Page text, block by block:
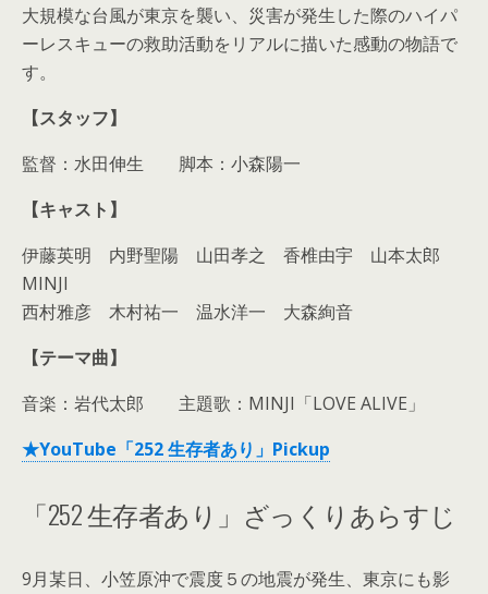
大規模な台風が東京を襲い、災害が発生した際のハイパ
ーレスキューの救助活動をリアルに描いた感動の物語で
す。
【スタッフ】
監督：水田伸生 脚本：小森陽一
【キャスト】
伊藤英明 内野聖陽 山田孝之 香椎由宇 山本太郎
MINJI
西村雅彦 木村祐一 温水洋一 大森絢音
【テーマ曲】
音楽：岩代太郎 主題歌：MINJI「LOVE ALIVE」
★YouTube「252 生存者あり」Pickup
「252 生存者あり」ざっくりあらすじ
9月某日、小笠原沖で震度５の地震が発生、東京にも影